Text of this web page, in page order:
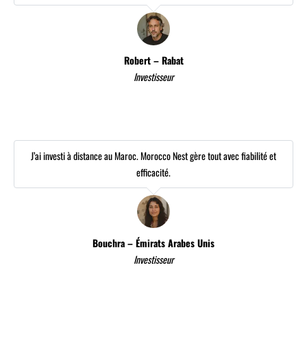
Robert – Rabat
Investisseur
J’ai investi à distance au Maroc. Morocco Nest gère tout avec fiabilité et
efficacité.
Bouchra – Émirats Arabes Unis
Investisseur